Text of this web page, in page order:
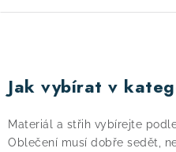
v
l
á
d
Jak vybírat v
Materiál a střih vybírejte
Oblečení musí dobře sedět,